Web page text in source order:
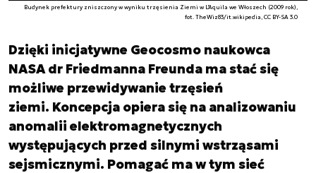
Budynek prefektury zniszczony w wyniku trzęsienia Ziemi w L'Aquila we Włoszech (2009 rok),
fot. TheWiz83/it.wikipedia, CC BY-SA 3.0
Dzięki inicjatywne Geocosmo naukowca
NASA dr Friedmanna Freunda ma stać się
możliwe przewidywanie trzęsień
ziemi. Koncepcja opiera się na analizowaniu
anomalii elektromagnetycznych
występujących przed silnymi wstrząsami
sejsmicznymi. Pomagać ma w tym sieć